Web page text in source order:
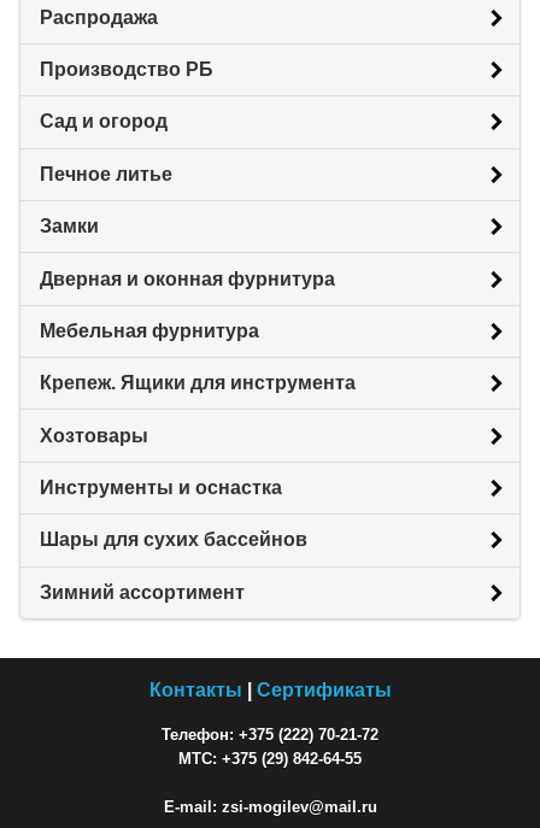
Распродажа
Производство РБ
Сад и огород
Печное литье
Замки
Дверная и оконная фурнитура
Мебельная фурнитура
Крепеж. Ящики для инструмента
Хозтовары
Инструменты и оснастка
Шары для сухих бассейнов
Зимний ассортимент
Контакты Сертификаты
Телефон: +375 (222) 70-21-72
МТС: +375 (29) 842-64-55
E-mail: zsi-mogilev@mail.ru